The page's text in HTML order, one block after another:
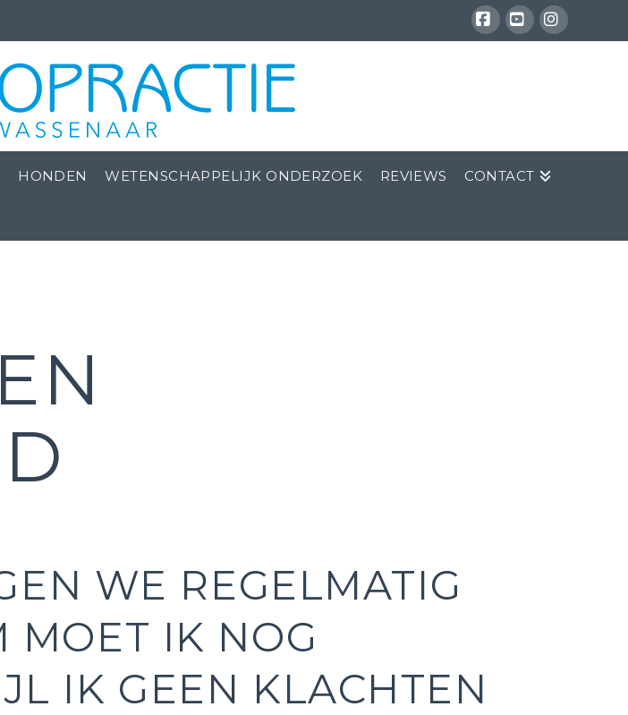
Facebook
YouTube
HONDEN WETENSCHAPPELIJK ONDERZOEK REVIEWS CONTACT
WE REGELMATIG
MOET IK NOG
IK GEEN KLACHTEN